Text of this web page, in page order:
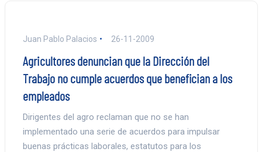
Juan Pablo Palacios 26-11-2009
Agricultores denuncian que la Dirección del
Trabajo no cumple acuerdos que benefician a los
empleados
Dirigentes del agro reclaman que no se han
implementado una serie de acuerdos para impulsar
buenas prácticas laborales, estatutos para los